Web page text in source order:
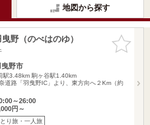
地図から探す
お気に入
りに追加
野（のべはのゆ）
野市
駅3.48km 駒ヶ谷駅1.40km
道路「羽曳野IC」より、東方向へ２Km（約
～26:00
円～
り旅・一人旅